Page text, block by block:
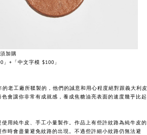
加購
+「中文字模 $100」
的老工廠所鞣製的，他們的誠意和用心程度絕對跟義大利皮
會讓你非常有成就感，養成焦糖油亮表面的速度幾乎比起
用純牛皮、手工小量製作。作品上有些許紋路為純牛皮的
時會盡量避免紋路的出現。不過些許細小紋路仍無法避